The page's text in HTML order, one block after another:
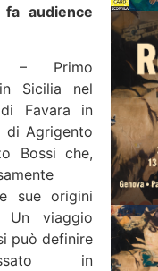
fa audience
– Primo
Sicilia nel
Favara in
di Agrigento
Bossi che,
sue origini
Un viaggio
può definire
in